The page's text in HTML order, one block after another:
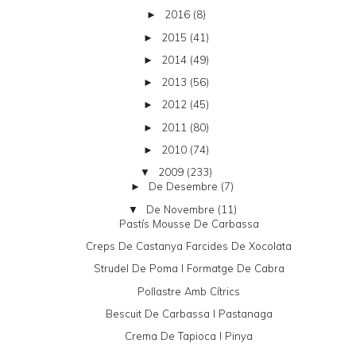
► 2016 (8)
► 2015 (41)
► 2014 (49)
► 2013 (56)
► 2012 (45)
► 2011 (80)
► 2010 (74)
▼ 2009 (233)
► De Desembre (7)
▼ De Novembre (11)
Pastís Mousse De Carbassa
Creps De Castanya Farcides De Xocolata
Strudel De Poma I Formatge De Cabra
Pollastre Amb Cítrics
Bescuit De Carbassa I Pastanaga
Crema De Tapioca I Pinya